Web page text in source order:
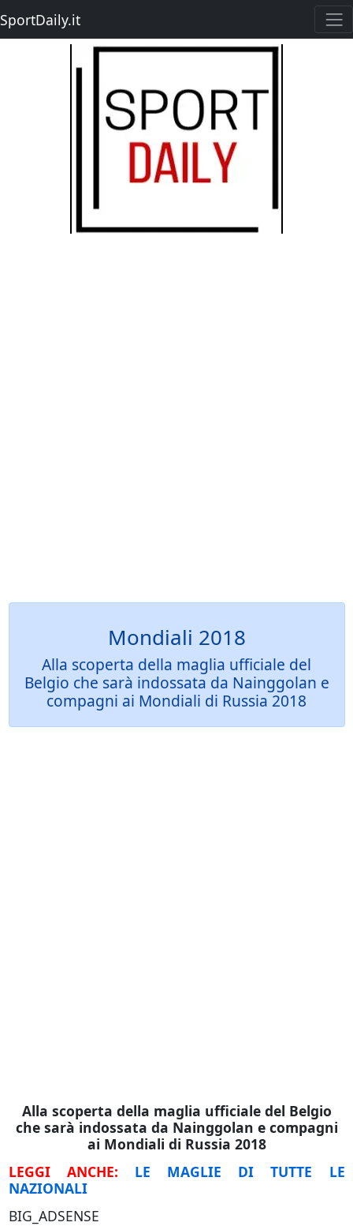
SportDaily.it
Mondiali 2018
Alla scoperta della maglia ufficiale del
Belgio che sarà indossata da Nainggolan e
compagni ai Mondiali di Russia 2018
Alla scoperta della maglia ufficiale del Belgio
che sarà indossata da Nainggolan e compagni
ai Mondiali di Russia 2018
LEGGI ANCHE:
LE MAGLIE DI TUTTE LE
NAZIONALI
BIG_ADSENSE